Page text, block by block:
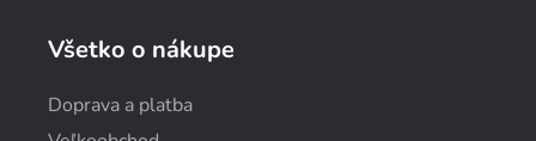
Všetko o nákupe
Doprava a platba